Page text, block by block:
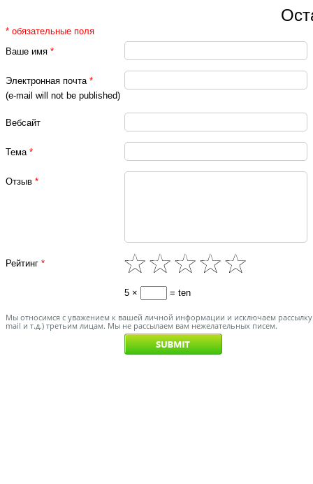
* обязательные поля
Ваше имя *
Электронная почта *
(e-mail will not be published)
Вебсайт
Тема *
Отзыв *
Рейтинг *
5 × = ten
Мы относимся с уважением к вашей личной информации и исключаем
mail и т.д.) третьим лицам. Мы не рассылаем вам нежелательных писем.